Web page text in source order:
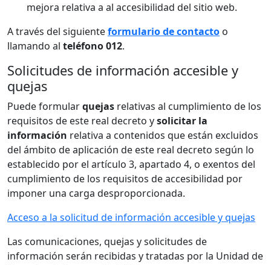
mejora relativa a al accesibilidad del sitio web.
A través del siguienteformulario de contacto o
llamando al teléfono 012.
Solicitudes de información accesible y
quejas
Puede formularquejas relativas al cumplimiento de los
requisitos de este real decreto ysolicitar la
información relativa a contenidos que están excluidos
del ámbito de aplicación de este real decreto según lo
establecido por el artículo 3, apartado 4, o exentos del
cumplimiento de los requisitos de accesibilidad por
imponer una carga desproporcionada.
Acceso a la solicitud de información accesible y quejas
Las comunicaciones, quejas y solicitudes de
información serán recibidas y tratadas por la Unidad de